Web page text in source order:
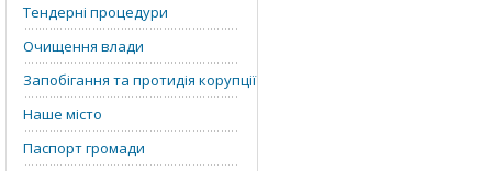
Тендерні процедури
Очищення влади
Запобігання та протидія корупції
Наше місто
Паспорт громади